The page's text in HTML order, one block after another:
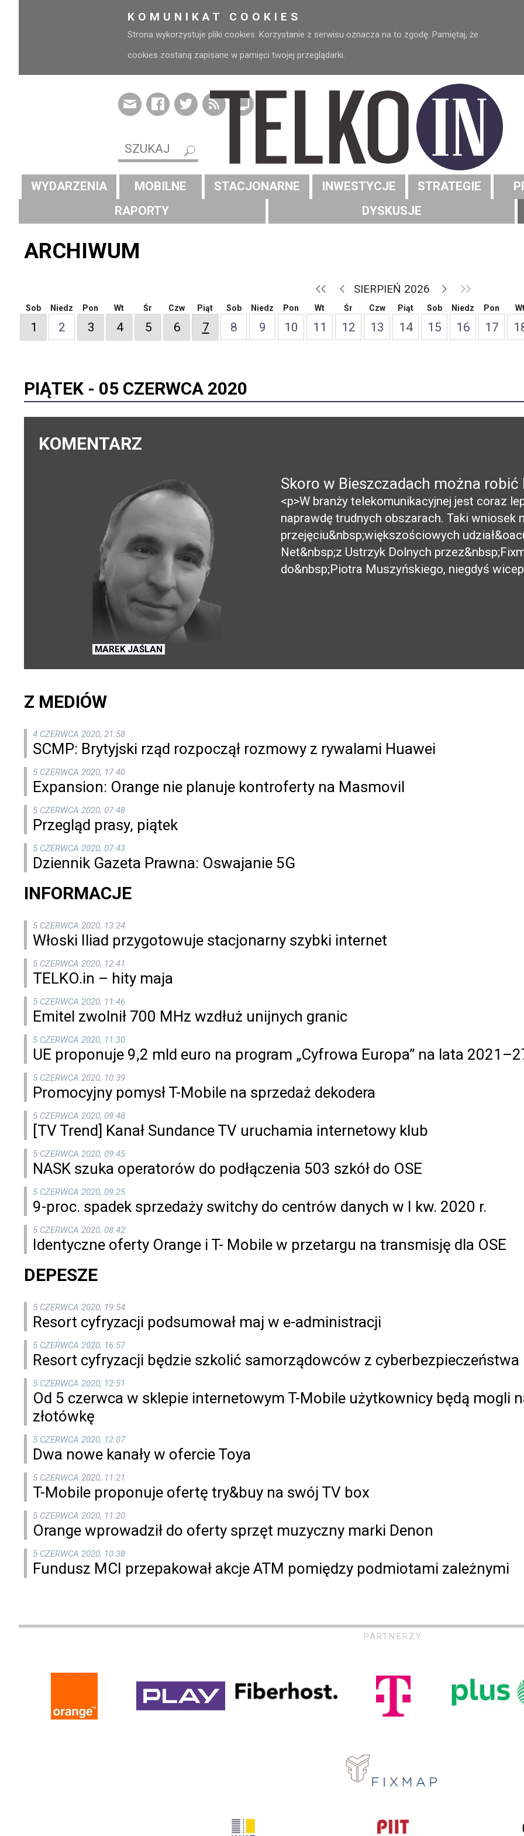
KOMUNIKAT COOKIES
Strona wykorzystuje pliki cookies. Korzystanie z serwisu oznacza na to zgodę. Pamiętaj, że
cookies zostaną zapisane w pamięci twojej przeglądarki.
WYDARZENIA MOBILNE STACJONARNE INWESTYCJE STRATEGIE
RAPORTY
DYSKUSJE
ARCHIWUM
SIERPIEŃ 2026
Sob
1
Niedz
2
Pon
3
Wt
4
Śr
5
Czw
6
Piąt
7
Sob
8
Niedz
9
Pon
10
Wt
11
Śr
12
Czw
13
Piąt
14
Sob
15
Niedz
16
Pon
17
PIĄTEK - 05 CZERWCA 2020
KOMENTARZ
MAREK JAŚLAN
Skoro w Bieszczadach można
<p>W branży telekomunikacyjnej jest coraz
naprawdę trudnych obszarach. Taki wniosek
przejęciu&nbsp;większościowych
Net&nbsp;z Ustrzyk Dolnych
do&nbsp;Piotra Muszyńskiego, niegdyś
Z MEDIÓW
4 CZERWCA 2020, 21:58
SCMP: Brytyjski rząd rozpoczął rozmowy z rywalami Huawei
5 CZERWCA 2020, 17:40
Expansion: Orange nie planuje kontroferty na Masmovil
5 CZERWCA 2020, 07:48
Przegląd prasy, piątek
5 CZERWCA 2020, 07:43
Dziennik Gazeta Prawna: Oswajanie 5G
INFORMACJE
5 CZERWCA 2020, 13:24
Włoski Iliad przygotowuje stacjonarny szybki internet
5 CZERWCA 2020, 12:41
TELKO.in – hity maja
5 CZERWCA 2020, 11:46
Emitel zwolnił 700 MHz wzdłuż unijnych granic
5 CZERWCA 2020, 11:30
UE proponuje 9,2 mld euro na program „Cyfrowa Europa” na lata
5 CZERWCA 2020, 10:39
Promocyjny pomysł T-Mobile na sprzedaż dekodera
5 CZERWCA 2020, 09:48
[TV Trend] Kanał Sundance TV uruchamia internetowy klub
5 CZERWCA 2020, 09:45
NASK szuka operatorów do podłączenia 503 szkół do OSE
5 CZERWCA 2020, 09:25
9-proc. spadek sprzedaży switchy do centrów danych w I kw. 2020 r.
5 CZERWCA 2020, 08:42
Identyczne oferty Orange i T- Mobile w przetargu na transmisję dla OSE
DEPESZE
5 CZERWCA 2020, 19:54
Resort cyfryzacji podsumował maj w e-administracji
5 CZERWCA 2020, 16:57
Resort cyfryzacji będzie szkolić samorządowców z cyberbezpieczeństwa
5 CZERWCA 2020, 12:51
Od 5 czerwca w sklepie internetowym T-Mobile użytkownicy będą mogli
złotówkę
5 CZERWCA 2020, 12:07
Dwa nowe kanały w ofercie Toya
5 CZERWCA 2020, 11:21
T-Mobile proponuje ofertę try&buy na swój TV box
5 CZERWCA 2020, 11:20
Orange wprowadził do oferty sprzęt muzyczny marki Denon
5 CZERWCA 2020, 10:38
Fundusz MCI przepakował akcje ATM pomiędzy podmiotami zależnymi
PARTNERZY